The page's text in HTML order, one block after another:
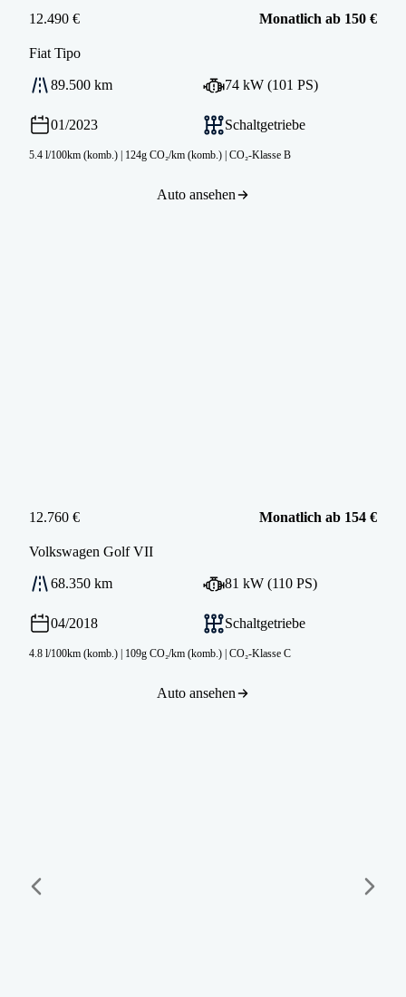
12.490 € Monatlich ab 150 €
Fiat Tipo
89.500 km 74 kW (101 PS)
01/2023 Schaltgetriebe
5.4 l/100km (komb.) | 124g CO₂/km (komb.) | CO₂-Klasse B
Auto ansehen
12.760 € Monatlich ab 154 €
Volkswagen Golf VII
68.350 km 81 kW (110 PS)
04/2018 Schaltgetriebe
4.8 l/100km (komb.) | 109g CO₂/km (komb.) | CO₂-Klasse C
Auto ansehen